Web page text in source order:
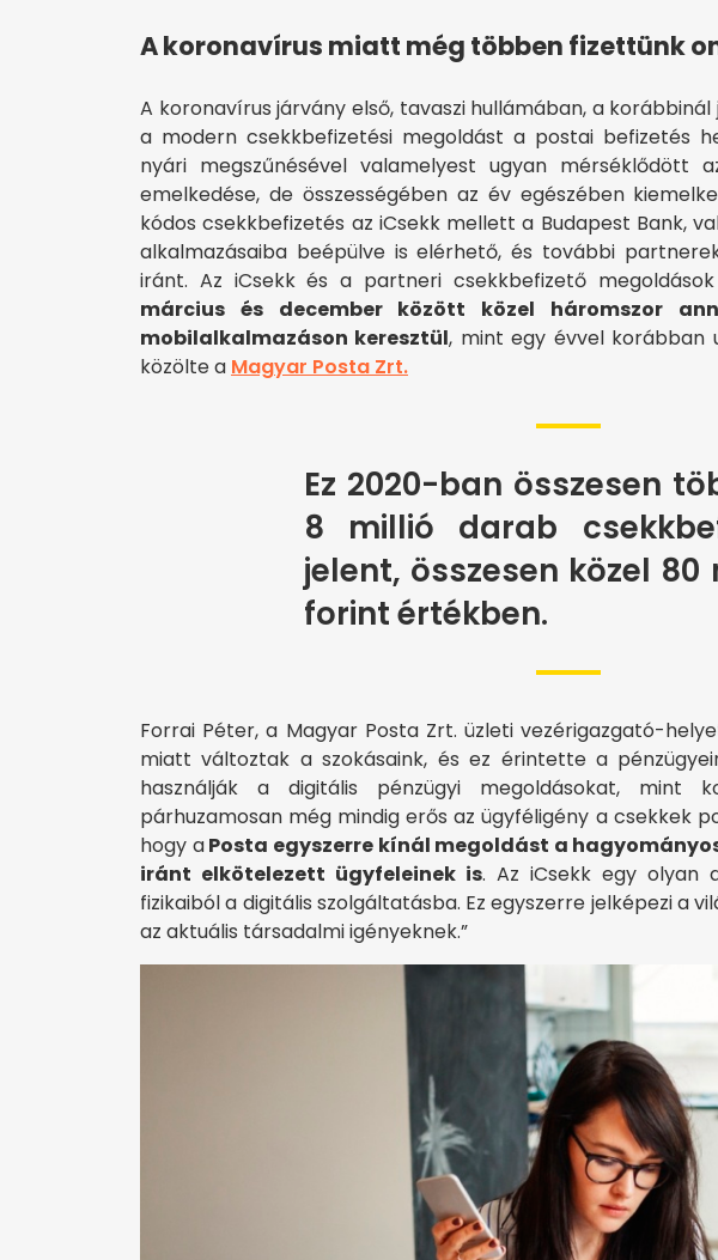
A koronavírus miatt még többen fizettünk
A koronavírus járvány első, tavaszi hullámában, a
a modern csekkbefizetési megoldást a postai befizetés
nyári megszűnésével valamelyest ugyan mérséklődött
emelkedése, de összességében az év egészében
kódos csekkbefizetés az iCsekk mellett a Budapest Bank,
alkalmazásaiba beépülve is elérhető, és további
iránt. Az iCsekk és a partneri csekkbefizető
március és december között közel háromszor
mobilalkalmazáson keresztül, mint egy évvel korábban
közölte a Magyar Posta Zrt.
Ez 2020-ban összesen
8 millió darab
jelent, összesen közel 80
forint értékben.
Forrai Péter, a Magyar Posta Zrt. üzleti vezérigazgató-
miatt változtak a szokásaink, és ez érintette a
használják a digitális pénzügyi megoldásokat, mint
párhuzamosan még mindig erős az ügyféligény a csekkek
hogy aPosta egyszerre kínál megoldást a
iránt elkötelezett ügyfeleinek is. Az iCsekk egy olyan
fizikaiból a digitális szolgáltatásba. Ez egyszerre jelképezi a
az aktuális társadalmi igényeknek.”